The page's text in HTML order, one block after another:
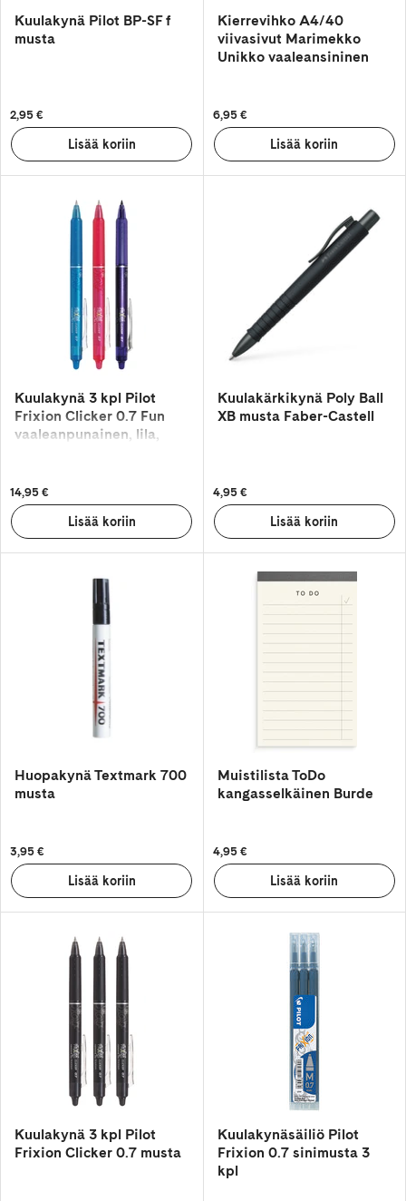
Kuulakynä Pilot BP-SF f
musta
2,95 €
Kierrevihko A4/40
viivasivut Marimekko
Unikko vaaleansininen
6,95 €
Kuulakynä 3 kpl Pilot
Frixion Clicker 0.7 Fun
vaaleanpunainen, lila,
14,95 €
Kuulakärkikynä Poly Ball
XB musta Faber-Castell
4,95 €
Huopakynä Textmark 700
musta
3,95 €
Muistilista ToDo
kangasselkäinen Burde
4,95 €
Kuulakynä 3 kpl Pilot
Frixion Clicker 0.7 musta
Kuulakynäsäiliö Pilot
Frixion 0.7 sinimusta 3
kpl